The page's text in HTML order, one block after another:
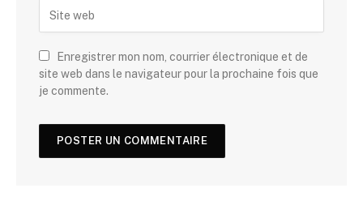
Enregistrer mon nom, courrier électronique et de
site web dans le navigateur pour la prochaine fois que
je commente.